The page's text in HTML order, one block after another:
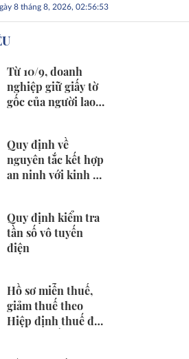
Việt Nam Giải bài toán nguồn nhân
8 tháng 8, 2026, 02:56:54
Từ 10/9, doanh
nghiệp giữ giấy tờ
gốc của người lao
Quy định về
nguyên tắc kết hợp
an ninh với kinh tế
Quy định kiểm tra
tần số vô tuyến
điện
Hồ sơ miễn thuế,
giảm thuế theo
Hiệp định thuế đối